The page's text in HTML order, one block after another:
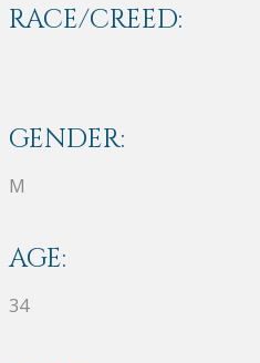
RACE/CREED:
GENDER:
M
AGE:
34